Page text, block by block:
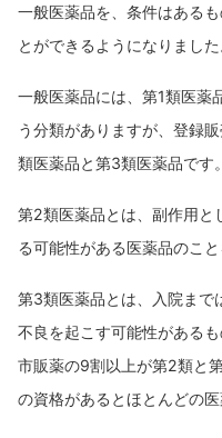
一般医薬品を、条件はある
とができるようになりました
一般医薬品には、第1類医薬
う分類がありますが、登録
類医薬品と第3類医薬品です。
第2類医薬品とは、副作用と
る可能性がある医薬品のこと
第3類医薬品とは、入院まで
不良を起こす可能性がある
市販薬の9割以上が第2類と
の資格があるとほとんどの医